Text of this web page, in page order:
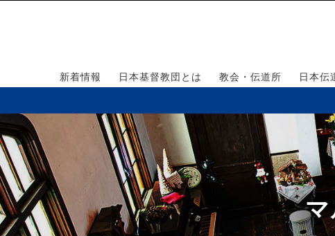
新着情報 日本基督教団とは 教会・伝道所 日本伝
マ